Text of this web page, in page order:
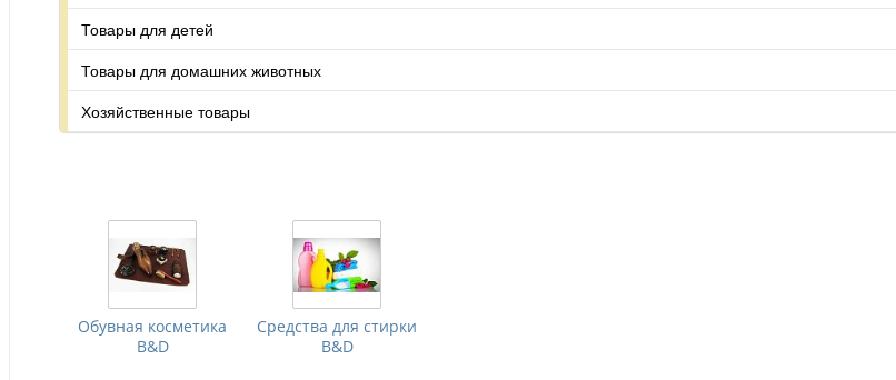
Товары для детей
Товары для домашних животных
Хозяйственные товары
Обувная косметика
B&D
Средства для стирки
B&D